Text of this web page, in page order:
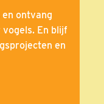
ontvang
En blijf
en